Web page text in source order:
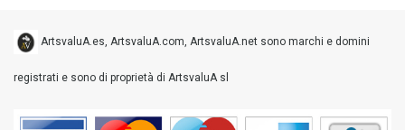
ArtsvaluA.es, ArtsvaluA.com, ArtsvaluA.net sono marchi e domini
registrati e sono di proprietà di ArtsvaluA sl